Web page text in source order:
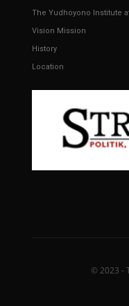
The Yudhoyono Institute
Vision Mission
History
Location
© 2023 -